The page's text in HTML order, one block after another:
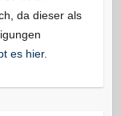
da dieser als
es hier.